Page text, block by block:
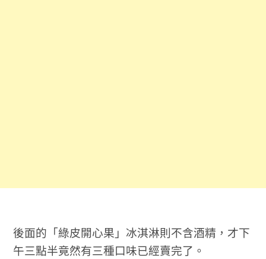
後面的「綠皮開心果」冰淇淋則不含酒精，才下
午三點半竟然有三種口味已經賣完了。